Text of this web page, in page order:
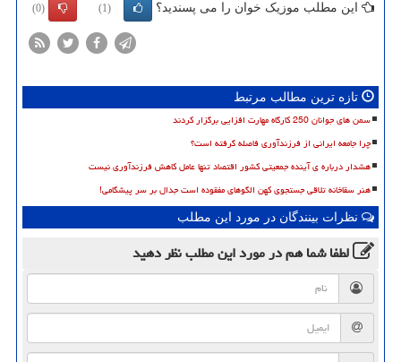
این مطلب موزیک خوان را می پسندید؟ (1)
(0)
تازه ترین مطالب مرتبط
سمن های جوانان 250 کارگاه مهارت افزایی برگزار کردند
چرا جامعه ایرانی از فرزندآوری فاصله گرفته است؟
هشدار درباره ی آینده جمعیتی کشور اقتصاد تنها عامل کاهش فرزندآوری نیست
هنر سقاخانه تلاقی جستجوی کهن الگوهای مفقوده است جدال بر سر پیشگامی!
نظرات بینندگان در مورد این مطلب
لطفا شما همدر مورد این مطلبنظر دهید